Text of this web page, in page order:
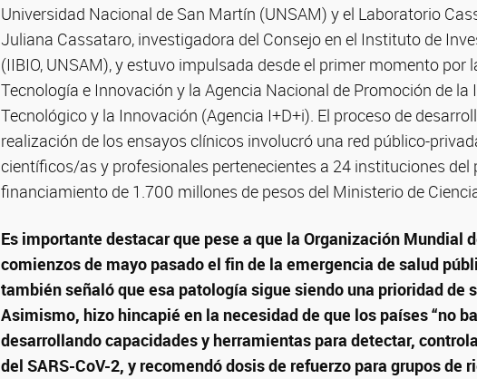
Universidad Nacional de San Martín (UNSAM) y el Laboratorio
Juliana Cassataro, investigadora del Consejo en el Instituto de
(IIBIO, UNSAM), y estuvo impulsada desde el primer momento por
Tecnología e Innovación y la Agencia Nacional de Promoción de la
Tecnológico y la Innovación (Agencia I+D+i). El proceso de
realización de los ensayos clínicos involucró una red público-
científicos/as y profesionales pertenecientes a 24 instituciones del
financiamiento de 1.700 millones de pesos del Ministerio de
Es importante destacar que pese a que la Organización Mundial
comienzos de mayo pasado el fin de la emergencia de salud
también señaló que esa patología sigue siendo una prioridad de
Asimismo, hizo hincapié en la necesidad de que los países “no
desarrollando capacidades y herramientas para detectar,
del SARS-CoV-2, y recomendó dosis de refuerzo para grupos de